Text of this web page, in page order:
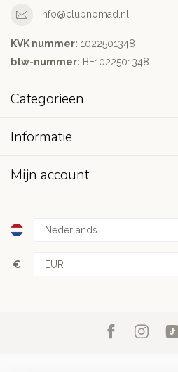
info@clubnomad.nl
KVK nummer: 1022501348
btw-nummer: BE1022501348
Categorieën
Informatie
Mijn account
€